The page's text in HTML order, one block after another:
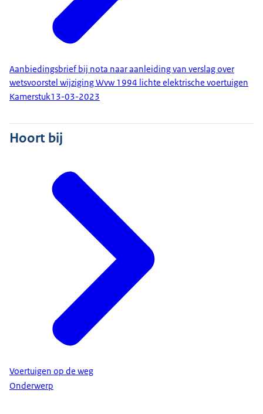
Aanbiedingsbrief bij nota naar aanleiding van verslag over
wetsvoorstel wijziging Wvw 1994 lichte elektrische voertuigen
Kamerstuk13-03-2023
Hoort bij
Voertuigen op de weg
Onderwerp